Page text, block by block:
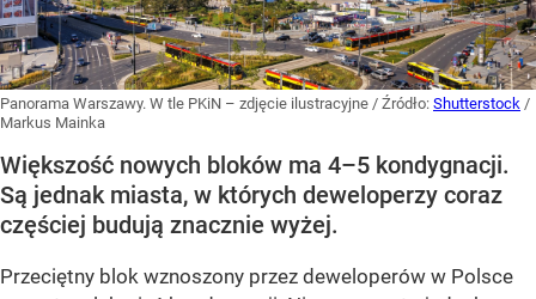
Panorama Warszawy. W tle PKiN – zdjęcie ilustracyjne / Źródło: Shutterstock /
Markus Mainka
Większość nowych bloków ma 4–5 kondygnacji.
Są jednak miasta, w których deweloperzy coraz
częściej budują znacznie wyżej.
Przeciętny blok wznoszony przez deweloperów w Polsce